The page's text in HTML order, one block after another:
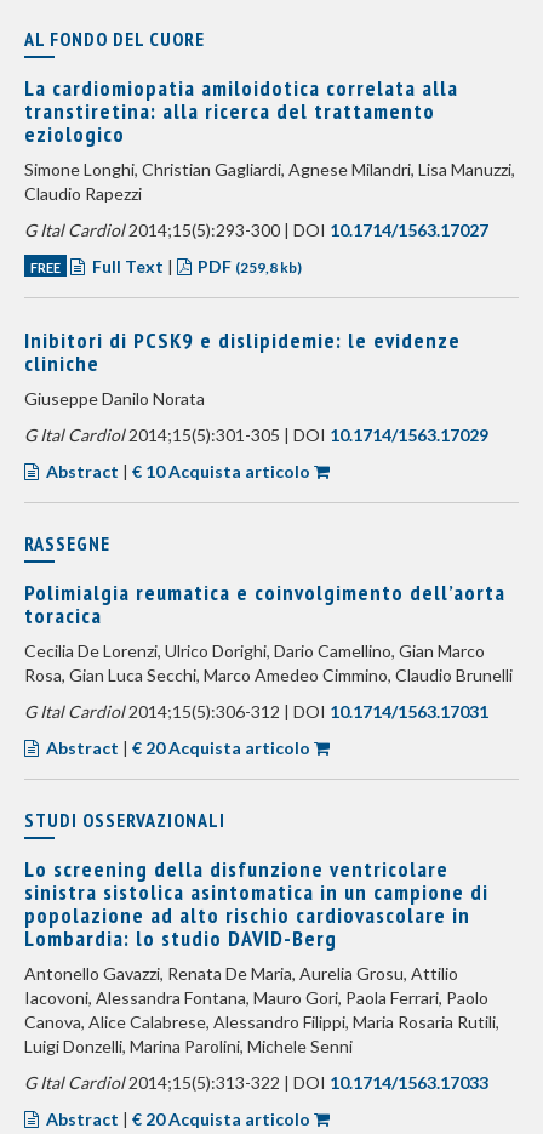
AL FONDO DEL CUORE
La cardiomiopatia amiloidotica correlata alla
transtiretina: alla ricerca del trattamento
eziologico
Simone Longhi, Christian Gagliardi, Agnese Milandri, Lisa Manuzzi,
Claudio Rapezzi
G Ital Cardiol2014;15(5):293-300 | DOI 10.1714/1563.17027
FREE Full Text | PDF (259,8 kb)
Inibitori di PCSK9 e dislipidemie: le evidenze
cliniche
Giuseppe Danilo Norata
G Ital Cardiol2014;15(5):301-305 | DOI 10.1714/1563.17029
Abstract | € 10 Acquista articolo
RASSEGNE
Polimialgia reumatica e coinvolgimento dell’aorta
toracica
Cecilia De Lorenzi, Ulrico Dorighi, Dario Camellino, Gian Marco
Rosa, Gian Luca Secchi, Marco Amedeo Cimmino, Claudio Brunelli
G Ital Cardiol2014;15(5):306-312 | DOI 10.1714/1563.17031
Abstract | € 20 Acquista articolo
STUDI OSSERVAZIONALI
Lo screening della disfunzione ventricolare
sinistra sistolica asintomatica in un campione di
popolazione ad alto rischio cardiovascolare in
Lombardia: lo studio DAVID-Berg
Antonello Gavazzi, Renata De Maria, Aurelia Grosu, Attilio
Iacovoni, Alessandra Fontana, Mauro Gori, Paola Ferrari, Paolo
Canova, Alice Calabrese, Alessandro Filippi, Maria Rosaria Rutili,
Luigi Donzelli, Marina Parolini, Michele Senni
G Ital Cardiol2014;15(5):313-322 | DOI 10.1714/1563.17033
Abstract | € 20 Acquista articolo